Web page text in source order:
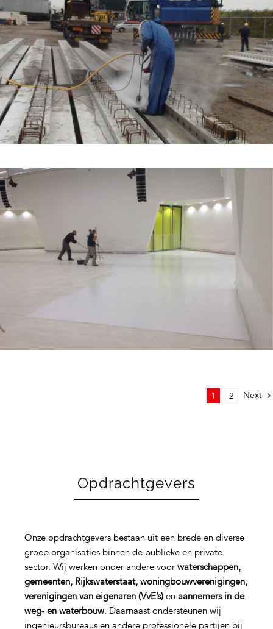
1 2 Next
Opdrachtgevers
Onze opdrachtgevers bestaan uit een brede en diverse
groep organisaties binnen de publieke en private
sector. Wij werken onder andere voor waterschappen,
gemeenten, Rijkswaterstaat, woningbouwverenigingen,
verenigingen van eigenaren (VvE’s)en aannemers in de
weg‑ en waterbouw. Daarnaast ondersteunen wij
ingenieursbureaus en andere professionele partijen bij